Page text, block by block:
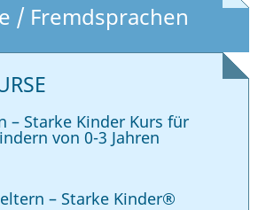
/ Fremdsprachen
– Starke Kinder Kurs für
von 0-3 Jahren
– Starke Kinder®